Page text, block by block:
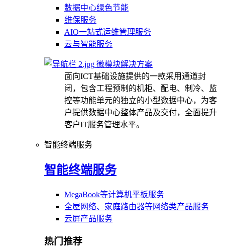
数据中心绿色节能
维保服务
AIO一站式运维管理服务
云与智能服务
微模块解决方案
面向ICT基础设施提供的一款采用通道封
闭，包含工程预制的机柜、配电、制冷、监
控等功能单元的独立的小型数据中心，为客
户提供数据中心整体产品及交付，全面提升
客户IT服务管理水平。
智能终端服务
智能终端服务
MegaBook等计算机平板服务
全屋网络、家庭路由器等网络类产品服务
云屏产品服务
热门推荐